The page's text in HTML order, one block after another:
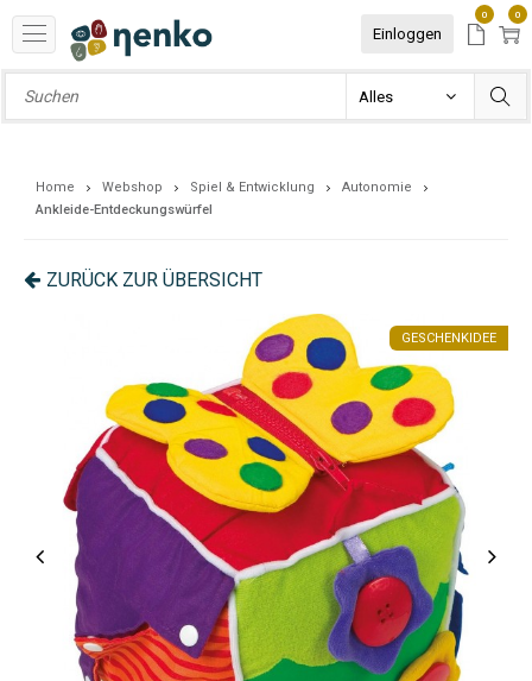
Einloggen
0 0
Home Webshop Spiel & Entwicklung
Autonomie
Ankleide-Entdeckungswürfel
ZURÜCK ZUR ÜBERSICHT
GESCHENKIDEE